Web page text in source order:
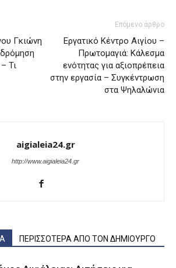
Γκιώνη
Τι
Επόμενο άρθρο
Εργατικό Κέντρο Αιγίου –
Πρωτομαγιά: Κάλεσμα
ενότητας για αξιοπρέπεια
στην εργασία – Συγκέντρωση
στα Ψηλαλώνια
aigialeia24.gr
http://www.aigialeia24.gr
ΠΕΡΙΣΣΟΤΕΡΑ ΑΠΟ ΤΟΝ ΔΗΜΙΟΥΡΓΟ